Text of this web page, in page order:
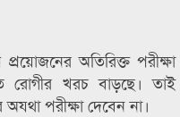
অতিরিক্ত পরীক্ষা
রোগীর খরচ বাড়ছে। তাই
পরীক্ষা দেবেন না।